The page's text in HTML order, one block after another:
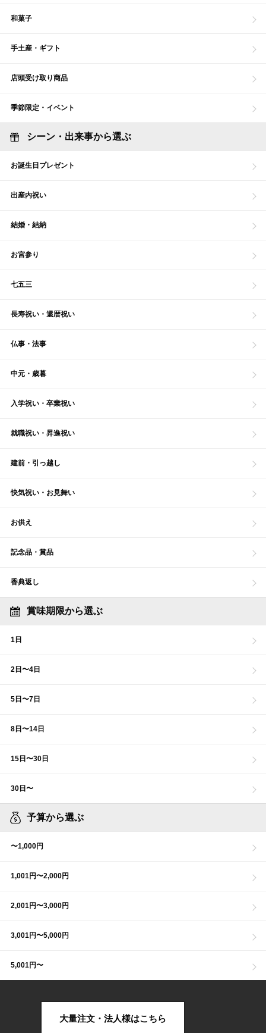
和菓子
手土産・ギフト
店頭受け取り商品
季節限定・イベント
シーン・出来事から選ぶ
お誕生日プレゼント
出産内祝い
結婚・結納
お宮参り
七五三
長寿祝い・還暦祝い
仏事・法事
中元・歳暮
入学祝い・卒業祝い
就職祝い・昇進祝い
建前・引っ越し
快気祝い・お見舞い
お供え
記念品・賞品
香典返し
賞味期限から選ぶ
1日
2日〜4日
5日〜7日
8日〜14日
15日〜30日
30日〜
予算から選ぶ
〜1,000円
1,001円〜2,000円
2,001円〜3,000円
3,001円〜5,000円
5,001円〜
大量注文・法人様はこちら